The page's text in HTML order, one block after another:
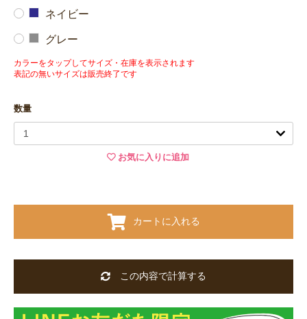
ネイビー
グレー
カラーをタップしてサイズ・在庫を表示されます
表記の無いサイズは販売終了です
数量
お気に入りに追加
カートに入れる
この内容で計算する